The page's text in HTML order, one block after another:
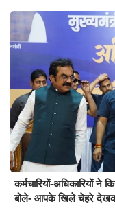
कर्मचारियों-अधिकारियों ने
बोले- आपके खिले चेहरे